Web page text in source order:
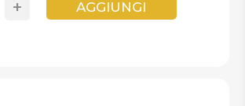
+ AGGIUNGI